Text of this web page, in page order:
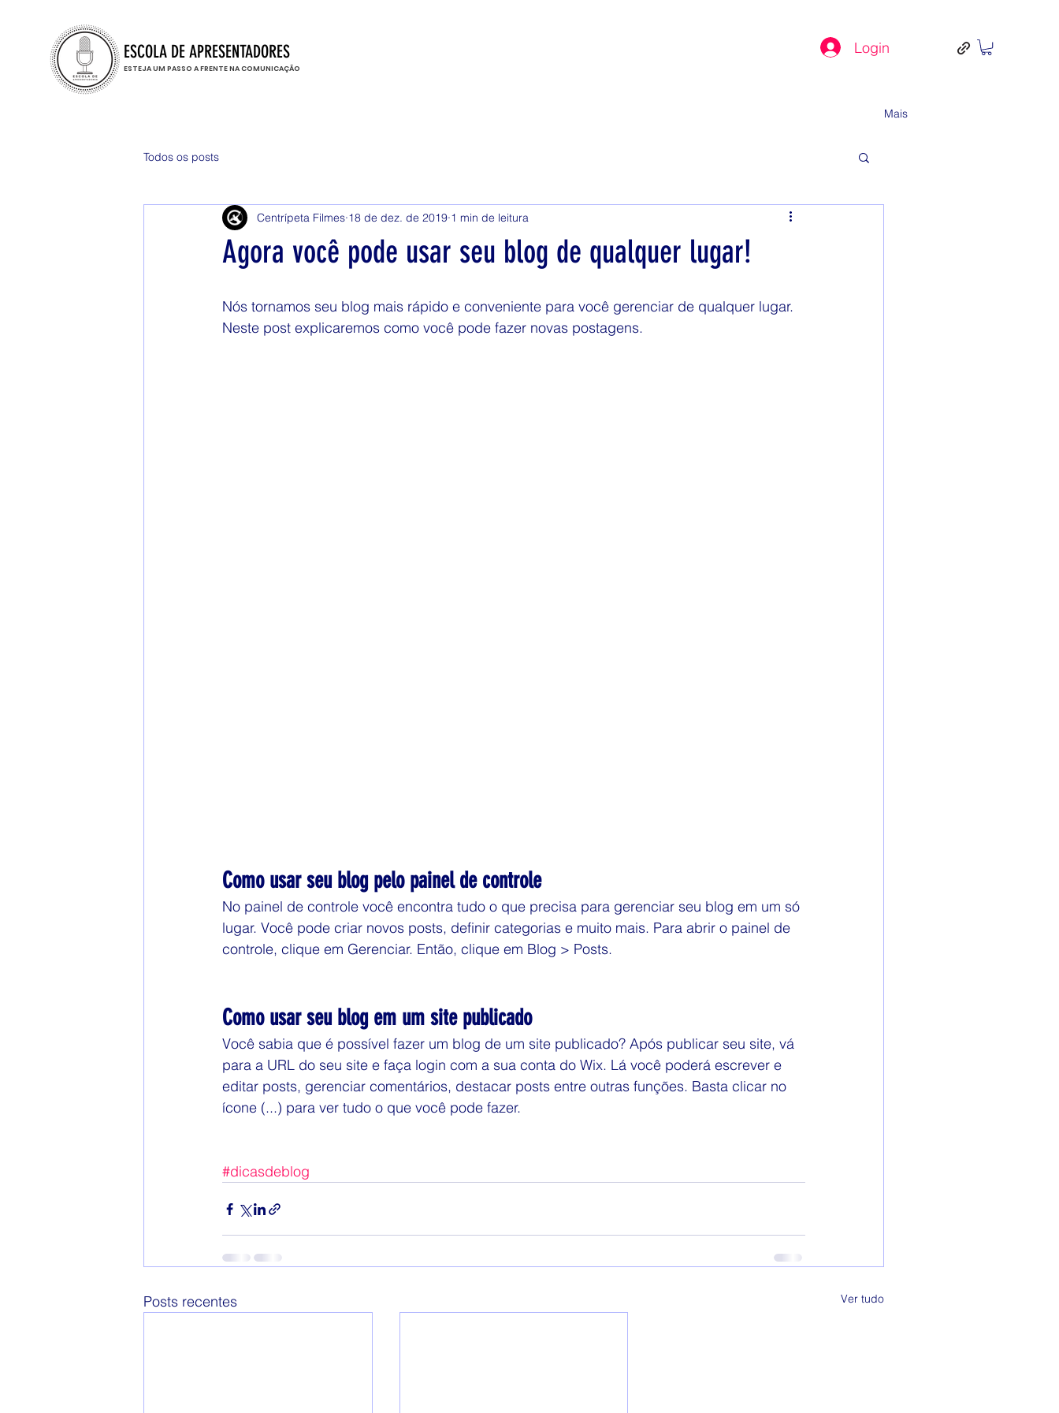
ESCOLA DE APRESENTADORES
ESTEJA UM PASSO A FRENTE NA COMUNICAÇÃO
Login
Mais
Todos os posts
Agora você pode usar seu blog de qualquer lugar!
Centrípeta Filmes 18 de dez. de 2019 1 min de leitura
Nós tornamos seu blog mais rápido e conveniente para você gerenciar de qualquer lugar.
Neste post explicaremos como você pode fazer novas postagens.
Como usar seu blog pelo painel de controle
No painel de controle você encontra tudo o que precisa para gerenciar seu blog em um só
lugar. Você pode criar novos posts, definir categorias e muito mais. Para abrir o painel de
controle, clique em Gerenciar. Então, clique em Blog > Posts.
Como usar seu blog em um site publicado
Você sabia que é possível fazer um blog de um site publicado? Após publicar seu site, vá
para a URL do seu site e faça login com a sua conta do Wix. Lá você poderá escrever e
editar posts, gerenciar comentários, destacar posts entre outras funções. Basta clicar no
ícone (...) para ver tudo o que você pode fazer.
#dicasdeblog
Posts recentes Ver tudo